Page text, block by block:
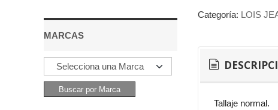
MARCAS
Categoría: LOIS
Tallaje normal.